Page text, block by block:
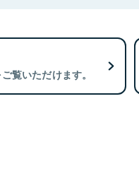
覧いただけます。